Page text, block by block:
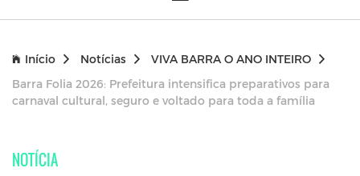
Início Notícias
VIVA BARRA O ANO INTEIRO
Barra Folia 2026: Prefeitura intensifica preparativos para
carnaval cultural, seguro e voltado para toda a família
NOTÍCIA